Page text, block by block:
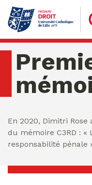
En 2020, Dimitri
du mémoire C3RD : «
responsabilité pénale